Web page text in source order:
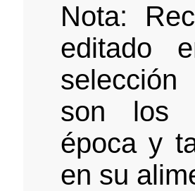
Nota:
editado
son los
época y
en su